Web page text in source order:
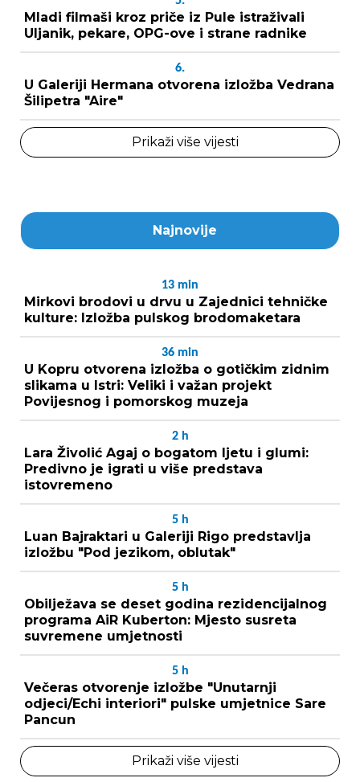
Mladi filmaši kroz priče iz Pule istraživali
Uljanik, pekare, OPG-ove i strane radnike
6.
U Galeriji Hermana otvorena izložba Vedrana
Šilipetra "Aire"
Prikaži više vijesti
Najnovije
13 min
Mirkovi brodovi u drvu u Zajednici tehničke
kulture: Izložba pulskog brodomaketara
36 min
U Kopru otvorena izložba o gotičkim zidnim
slikama u Istri: Veliki i važan projekt
Povijesnog i pomorskog muzeja
2 h
Lara Živolić Agaj o bogatom ljetu i glumi:
Predivno je igrati u više predstava
istovremeno
5 h
Luan Bajraktari u Galeriji Rigo predstavlja
izložbu "Pod jezikom, oblutak"
5 h
Obilježava se deset godina rezidencijalnog
programa AiR Kuberton: Mjesto susreta
suvremene umjetnosti
5 h
Večeras otvorenje izložbe "Unutarnji
odjeci/Echi interiori" pulske umjetnice Sare
Pancun
Prikaži više vijesti